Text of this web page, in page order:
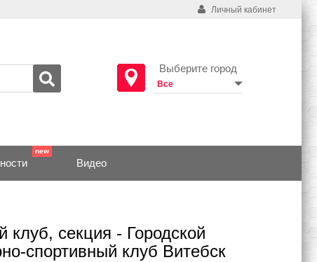
Личный кабинет
Выберите город
Видео
клуб, секция - Городской
спортивный клуб Витебск